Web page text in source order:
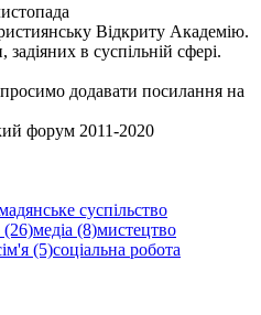
Відкриту Академію.
в суспільній сфері.
додавати посилання на
форум 2011-2020
суспільство
(26)медіа (8)мистецтво
(5)соціальна робота